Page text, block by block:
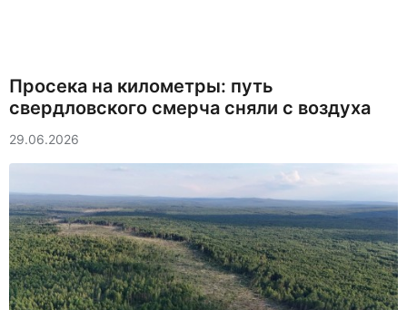
Просека на километры: путь
свердловского смерча сняли с воздуха
29.06.2026